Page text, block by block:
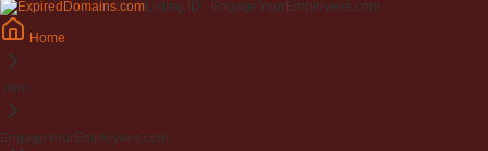
Listing ID · EngageYourEmployees.com
Home
.com
EngageYourEmployees.com